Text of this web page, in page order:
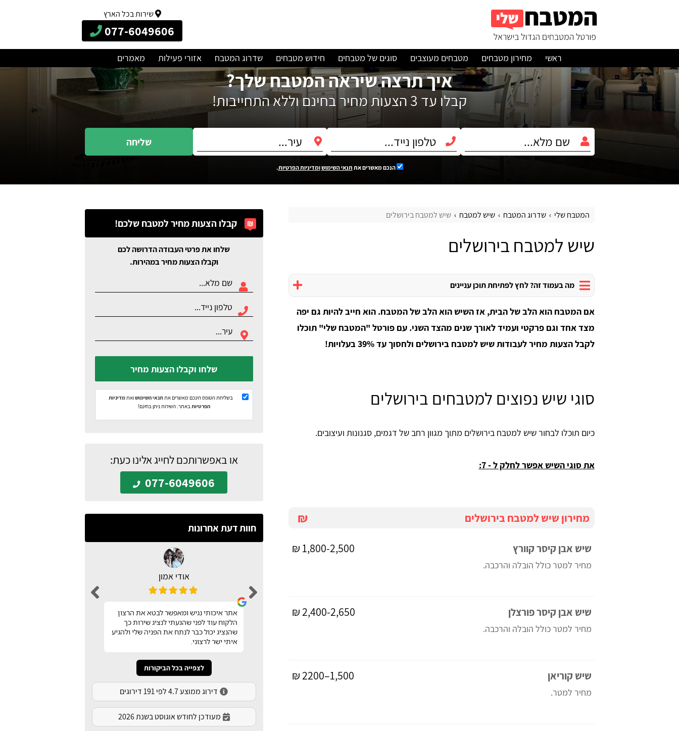
שירות בכל הארץ
077-6049606
ראשי מחירון מטבחים מטבחים מעוצבים סוגים של מטבחים חידוש מטבחים שדרוג המטבח אזורי פעילות מאמרים
איך תרצה שיראה המטבח שלך?
קבלו עד 3 הצעות מחיר בחינם וללא התחייבות!
שליחה
הנכם מאשרים את תנאי השימושומדיניות הפרטיות.
המטבח שלי שדרוג המטבח שיש למטבח שיש למטבח בירושלים
שיש למטבח בירושלים
מה בעמוד זה? לחץ לפתיחת תוכן עניינים
אם המטבח הוא הלב של הבית, אז השיש הוא הלב של המטבח. הוא חייב להיות גם יפה
מצד אחד וגם פרקטי ועמיד לאורך שנים מהצד השני. עם פורטל "המטבח שלי" תוכלו
לקבל הצעות מחיר לעבודות שיש למטבח בירושלים ולחסוך עד 39% בעלויות!
סוגי שיש נפוצים למטבחים בירושלים
כיום תוכלו לבחור שיש למטבח בירושלים מתוך מגוון רחב של דגמים, סגנונות ועיצובים.
את סוגי השיש אפשר לחלק ל - 7:
₪ מחירון שיש למטבח בירושלים
שיש אבן קיסר קוורץ
מחיר למטר כולל הובלה והרכבה.
1,800-2,500 ₪
שיש אבן קיסר פורצלן
מחיר למטר כולל הובלה והרכבה.
2,400-2,650 ₪
שיש קוריאן
מחיר למטר.
1,500–2200 ₪
קבלו הצעות מחיר למטבח שלכם!
שלחו את פרטי העבודה הדרושה לכם
וקבלו הצעות מחיר במהירות.
שלחו וקבלו הצעות מחיר
בשליחת הטופס הינכם מאשרים אתתנאי השימושואתמדיניות
הפרטיותבאתר. השירות ניתן בחינם!
או באפשרותכם לחייג אלינו כעת:
077-6049606
חוות דעת אחרונות
אודי אמון
אתר איכותי נגיש ומאפשר לבטא את הרצון
הלקוח עוד לפני שהגעתי לנציג שירות כך
שהנציג יכול כבר לנתח את הפניה שלי ולהגיע
איתי ישר לרצוני.
אחרי שיטוט וחיפוש נגר במחיר הוגן, קיבלתי
האתר מלא במידע וטיפים חשובים לכל
מחירים, זה מאפשר להתכנס לתוך תקציב
לצפייה בכל הביקורות
דירוג ממוצע 4.7 לפי 191 דירוגים
מעודכן לחודש אוגוסט בשנת 2026